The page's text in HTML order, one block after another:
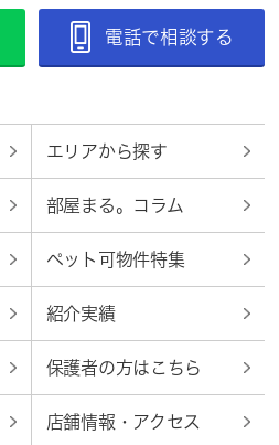
電話で相談する
エリアから探す
部屋まる。コラム
ペット可物件特集
紹介実績
保護者の方はこちら
店舗情報・アクセス